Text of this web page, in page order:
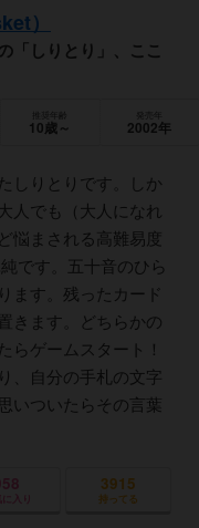
）
しりとり」、ここ
推奨年齢
10歳～ 2002年
しりとりです。しか
人でも（大人になれ
悩まされる高難易度
です。五十音のひら
ます。残ったカード
きます。どちらかの
らゲームスタート！
、自分の手札の文字
いついたらその言葉
に入り
3915
持ってる